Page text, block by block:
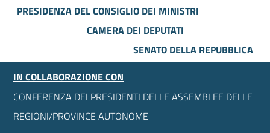
PRESIDENZA DEL CONSIGLIO DEI MINISTRI
CAMERA DEI DEPUTATI
SENATO DELLA REPUBBLICA
IN COLLABORAZIONE CON
CONFERENZA DEI PRESIDENTI DELLE ASSEMBLEE DELLE
REGIONI/PROVINCE AUTONOME